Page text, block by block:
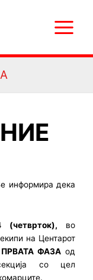
Menu
информира дека
(четврток), во
екипи на Центарот
ПРВАТА ФАЗА од
со цел